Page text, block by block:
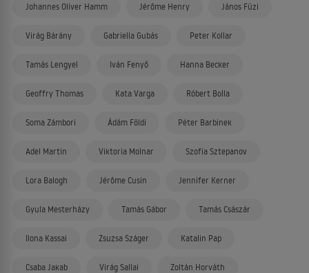
Johannes Oliver Hamm Jérôme Henry János Füzi
Virág Bárány Gabriella Gubás Peter Kollar
Tamás Lengyel Iván Fenyő Hanna Becker
Geoffry Thomas Kata Varga Róbert Bolla
Soma Zámbori Ádám Földi Péter Barbinek
Adel Martin Viktoria Molnar Szofia Sztepanov
Lora Balogh Jérôme Cusin Jennifer Kerner
Gyula Mesterházy Tamás Gábor Tamás Császár
Ilona Kassai Zsuzsa Száger Katalin Pap
Csaba Jakab Virág Sallai Zoltán Horváth